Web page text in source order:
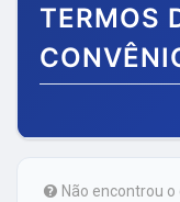
TERMOS
Não encontrou